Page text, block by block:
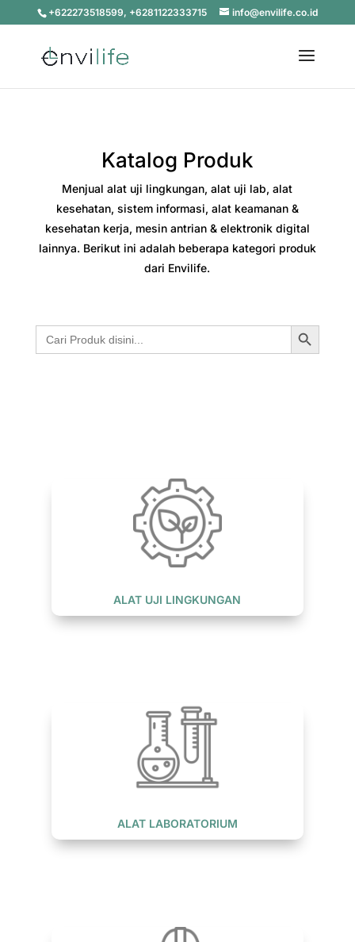
+622273518599, +6281122333715 info@envilife.co.id
Katalog Produk
Menjual alat uji lingkungan, alat uji lab, alat
kesehatan, sistem informasi, alat keamanan &
kesehatan kerja, mesin antrian & elektronik digital
lainnya. Berikut ini adalah beberapa kategori produk
dari Envilife.
Search
for:
Search Button
ALAT UJI LINGKUNGAN
ALAT LABORATORIUM